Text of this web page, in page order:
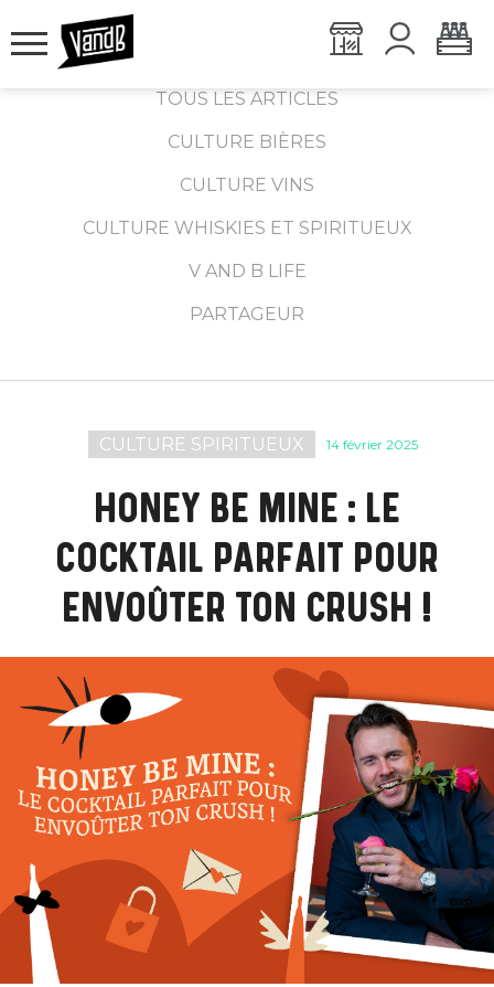
TOUS LES ARTICLES
CULTURE BIÈRES
CULTURE VINS
CULTURE WHISKIES ET SPIRITUEUX
V AND B LIFE
PARTAGEUR
CULTURE SPIRITUEUX 14 février 2025
HONEY BE MINE : LE
COCKTAIL PARFAIT POUR
ENVOÛTER TON CRUSH !